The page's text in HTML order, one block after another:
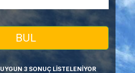
BUL
3 SONUÇ LİSTELENİYOR